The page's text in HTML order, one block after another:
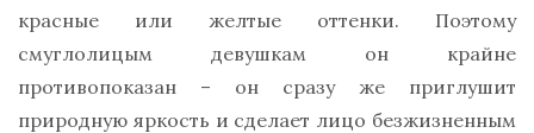
красные или желтые оттенки. Поэтому
смуглолицым девушкам он крайне
противопоказан – он сразу же приглушит
природную яркость и сделает лицо безжизненным